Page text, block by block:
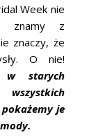
Week nie
znamy z
znaczy, że
O nie!
w starych
je